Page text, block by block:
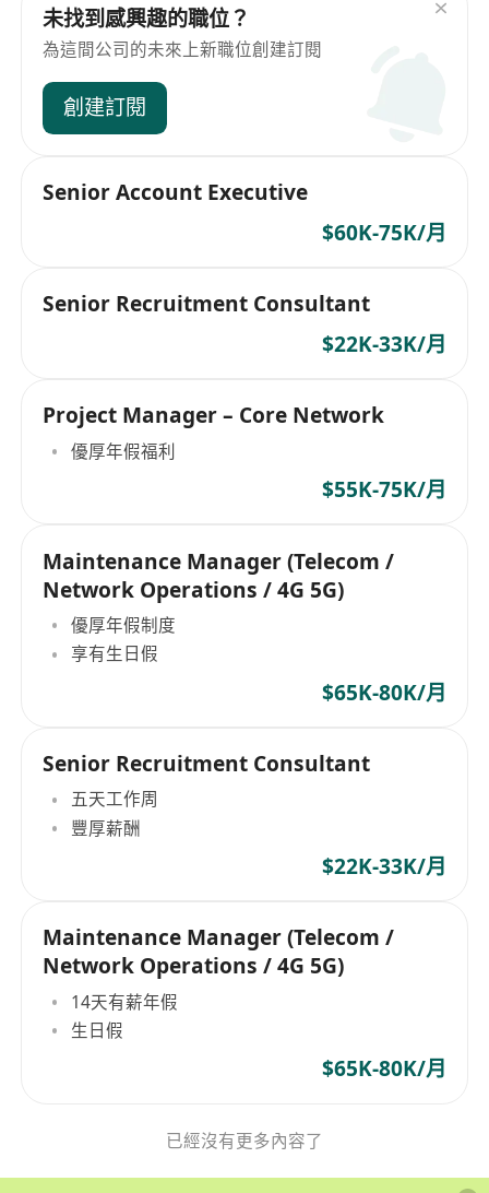
未找到感興趣的職位？
為這間公司的未來上新職位創建訂閱
創建訂閱
Senior Account Executive
$60K-75K/月
Senior Recruitment Consultant
$22K-33K/月
Project Manager – Core Network
優厚年假福利
$55K-75K/月
Maintenance Manager (Telecom /
Network Operations / 4G 5G)
優厚年假制度
享有生日假
$65K-80K/月
Senior Recruitment Consultant
五天工作周
豐厚薪酬
$22K-33K/月
Maintenance Manager (Telecom /
Network Operations / 4G 5G)
14天有薪年假
生日假
$65K-80K/月
已經沒有更多內容了